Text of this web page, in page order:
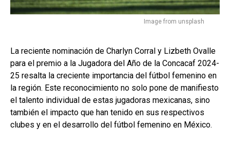
Image from unsplash
La reciente nominación de Charlyn Corral y Lizbeth Ovalle
para el premio a la Jugadora del Año de la Concacaf 2024-
25 resalta la creciente importancia del fútbol femenino en
la región. Este reconocimiento no solo pone de manifiesto
el talento individual de estas jugadoras mexicanas, sino
también el impacto que han tenido en sus respectivos
clubes y en el desarrollo del fútbol femenino en México.